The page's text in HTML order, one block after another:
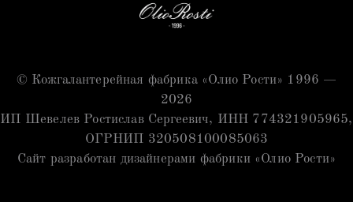
© Кожгалантерейная фабрика «Олио Рости» 1996 —
2026
ИП Шевелев Ростислав Сергеевич, ИНН 774321905965,
ОГРНИП 320508100085063
Сайт разработан дизайнерами фабрики «Олио Рости»